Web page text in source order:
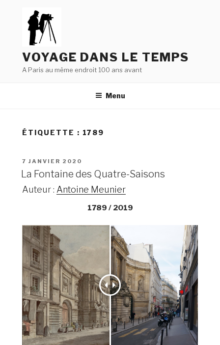
VOYAGE DANS LE TEMPS
A Paris au même endroit 100 ans avant
Menu
ÉTIQUETTE : 1789
PUBLIÉ
LE
7 JANVIER 2020
La Fontaine des Quatre-Saisons
Auteur : Antoine Meunier
1789 / 2019